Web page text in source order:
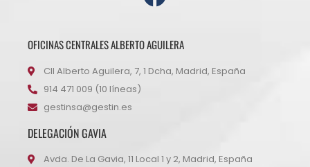
OFICINAS CENTRALES ALBERTO AGUILERA
Cll Alberto Aguilera, 7, 1 Dcha, Madrid, España
914 471 009 (10 líneas)
gestinsa@gestin.es
DELEGACIÓN GAVIA
Avda. De La Gavia, 11 Local 1 y 2, Madrid, España